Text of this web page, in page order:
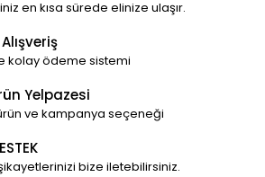
en kısa sürede elinize ulaşır.
kolay ödeme sistemi
Yelpazesi
ve kampanya seçeneği
bize iletebilirsiniz.